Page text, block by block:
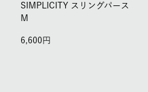
SIMPLICITY スリングパース
M
6,600